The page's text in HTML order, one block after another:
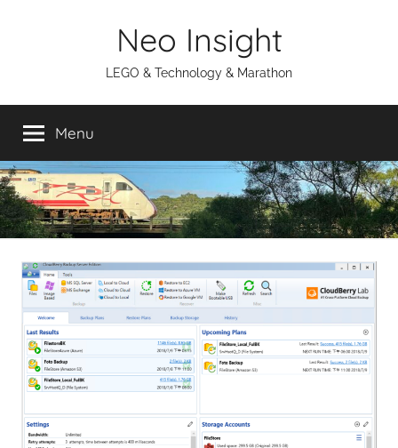
Neo Insight
LEGO & Technology & Marathon
Menu